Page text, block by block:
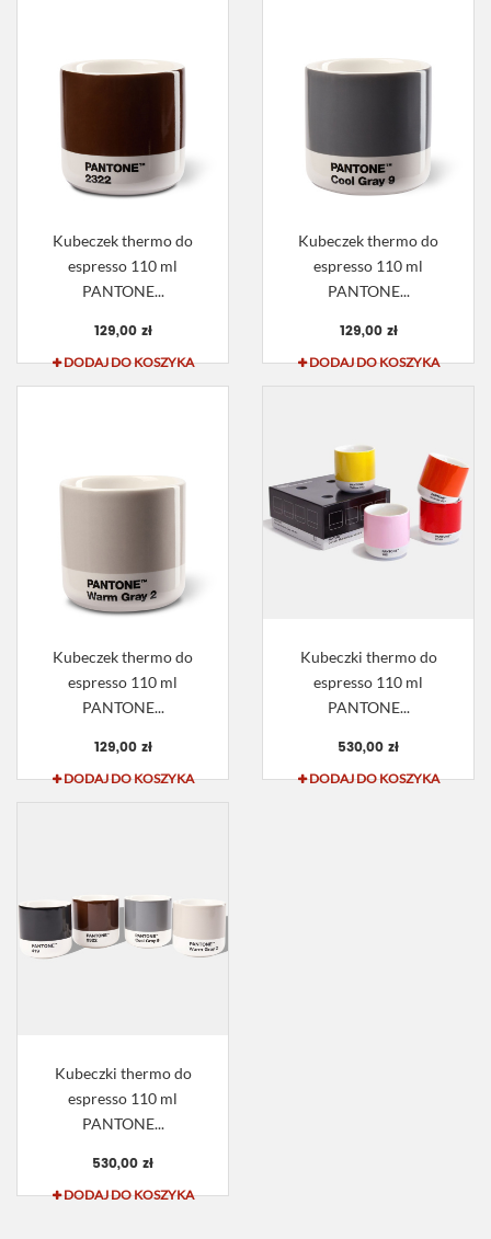
Kubeczek thermo do
espresso 110 ml
PANTONE...
129,00 zł
DODAJ DO KOSZYKA
Kubeczek thermo do
espresso 110 ml
PANTONE...
129,00 zł
DODAJ DO KOSZYKA
Kubeczek thermo do
espresso 110 ml
PANTONE...
129,00 zł
DODAJ DO KOSZYKA
Kubeczki thermo do
espresso 110 ml
PANTONE...
530,00 zł
DODAJ DO KOSZYKA
Kubeczki thermo do
espresso 110 ml
PANTONE...
530,00 zł
DODAJ DO KOSZYKA